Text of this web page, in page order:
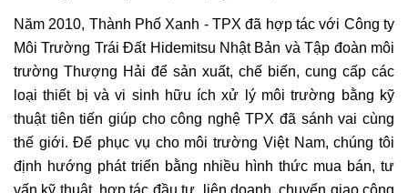
Năm 2010, Thành Phố Xanh - TPX đã hợp tác với Công ty
Môi Trường Trái Đất Hidemitsu Nhật Bản và Tập đoàn môi
trường Thượng Hải để sản xuất, chế biến, cung cấp các
loại thiết bị và vi sinh hữu ích xử lý môi trường bằng kỹ
thuật tiên tiến giúp cho công nghệ TPX đã sánh vai cùng
thế giới. Để phục vụ cho môi trường Việt Nam, chúng tôi
định hướng phát triển bằng nhiều hình thức mua bán, tư
vấn kỹ thuật, hợp tác đầu tư, liên doanh, chuyển giao công